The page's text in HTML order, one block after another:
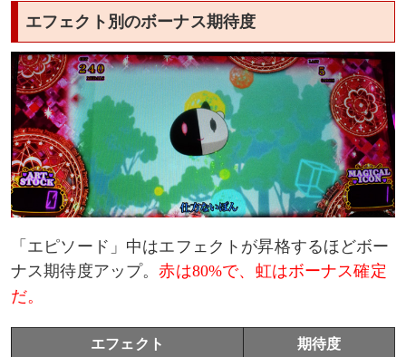
エフェクト別のボーナス期待度
「エピソード」中はエフェクトが昇格するほどボー
ナス期待度アップ。赤は80%で、虹はボーナス確定
だ。
エフェクト 期待度